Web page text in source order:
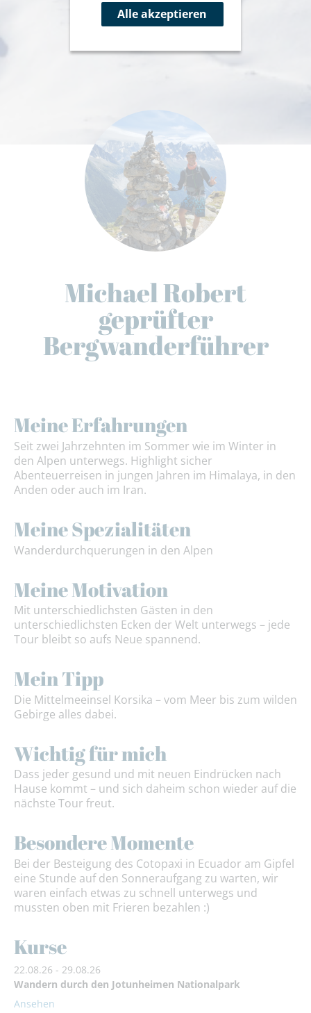
Michael Robert
geprüfter
Bergwanderführer
Meine Erfahrungen
Seit zwei Jahrzehnten im Sommer wie im Winter in
den Alpen unterwegs. Highlight sicher
Abenteuerreisen in jungen Jahren im Himalaya, in den
Anden oder auch im Iran.
Meine Spezialitäten
Wanderdurchquerungen in den Alpen
Meine Motivation
Mit unterschiedlichsten Gästen in den
unterschiedlichsten Ecken der Welt unterwegs – jede
Tour bleibt so aufs Neue spannend.
Mein Tipp
Die Mittelmeeinsel Korsika – vom Meer bis zum wilden
Gebirge alles dabei.
Wichtig für mich
Dass jeder gesund und mit neuen Eindrücken nach
Hause kommt – und sich daheim schon wieder auf die
nächste Tour freut.
Besondere Momente
Bei der Besteigung des Cotopaxi in Ecuador am Gipfel
eine Stunde auf den Sonneraufgang zu warten, wir
waren einfach etwas zu schnell unterwegs und
mussten oben mit Frieren bezahlen :)
Kurse
22.08.26 - 29.08.26
Wandern durch den Jotunheimen Nationalpark
Ansehen
Alle akzeptieren